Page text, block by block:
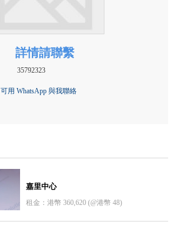
詳情請聯繫
35792323
可用 WhatsApp 與我聯絡
嘉里中心
租金：港幣 360,620 (@港幣 48)